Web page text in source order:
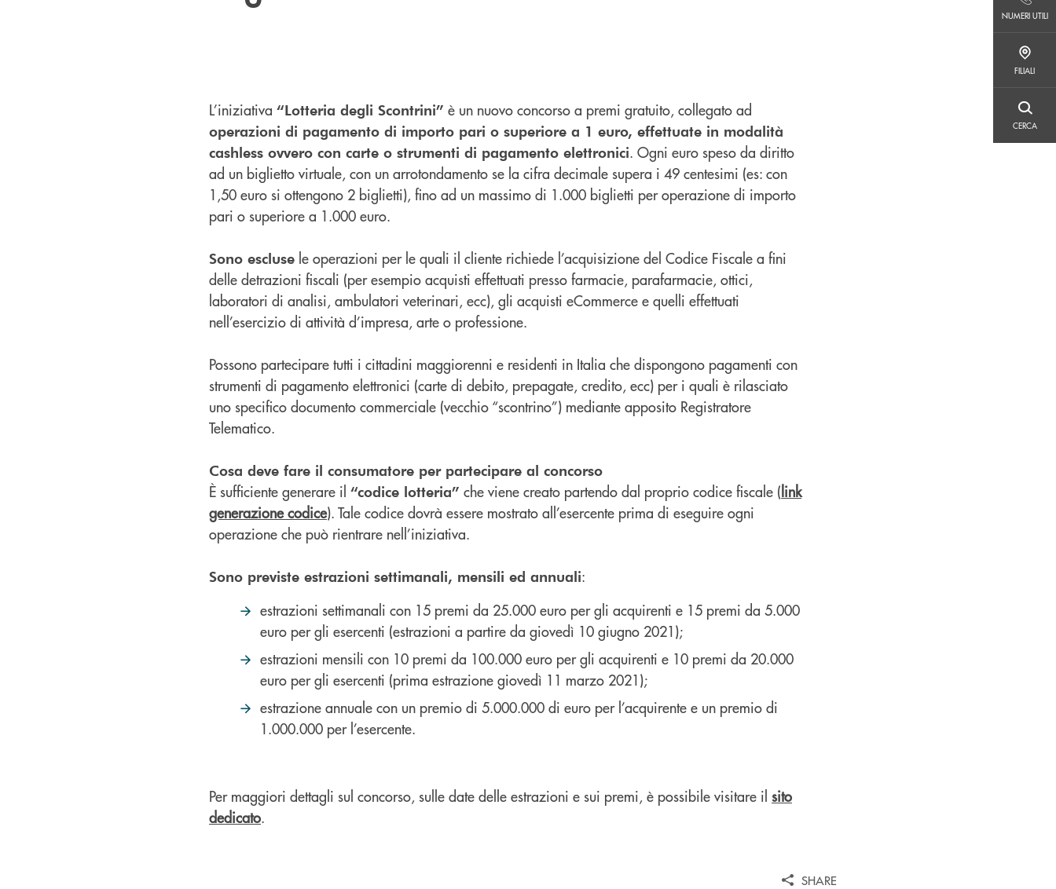
NUMERI UTILI
FILIALI
CERCA
L’iniziativa “Lotteria degli Scontrini” è un nuovo concorso a premi gratuito, collegato ad
operazioni di pagamento di importo pari o superiore a 1 euro, effettuate in modalità
cashless ovvero con carte o strumenti di pagamento elettronici. Ogni euro speso da diritto
ad un biglietto virtuale, con un arrotondamento se la cifra decimale supera i 49 centesimi (es: con
1,50 euro si ottengono 2 biglietti), fino ad un massimo di 1.000 biglietti per operazione di importo
pari o superiore a 1.000 euro.
Sono escluse le operazioni per le quali il cliente richiede l’acquisizione del Codice Fiscale a fini
delle detrazioni fiscali (per esempio acquisti effettuati presso farmacie, parafarmacie, ottici,
laboratori di analisi, ambulatori veterinari, ecc), gli acquisti eCommerce e quelli effettuati
nell’esercizio di attività d’impresa, arte o professione.
Possono partecipare tutti i cittadini maggiorenni e residenti in Italia che dispongono pagamenti con
strumenti di pagamento elettronici (carte di debito, prepagate, credito, ecc) per i quali è rilasciato
uno specifico documento commerciale (vecchio “scontrino”) mediante apposito Registratore
Telematico.
Cosa deve fare il consumatore per partecipare al concorso
È sufficiente generare il “codice lotteria” che viene creato partendo dal proprio codice fiscale (link
generazione codice). Tale codice dovrà essere mostrato all’esercente prima di eseguire ogni
operazione che può rientrare nell’iniziativa.
Sono previste estrazioni settimanali, mensili ed annuali:
estrazioni settimanali con 15 premi da 25.000 euro per gli acquirenti e 15 premi da 5.000
euro per gli esercenti (estrazioni a partire da giovedì 10 giugno 2021);
estrazioni mensili con 10 premi da 100.000 euro per gli acquirenti e 10 premi da 20.000
euro per gli esercenti (prima estrazione giovedì 11 marzo 2021);
estrazione annuale con un premio di 5.000.000 di euro per l’acquirente e un premio di
1.000.000 per l’esercente.
Per maggiori dettagli sul concorso, sulle date delle estrazioni e sui premi, è possibile visitare il sito
dedicato.
SHARE